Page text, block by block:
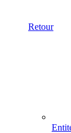
Retour